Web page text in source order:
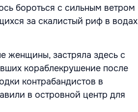
бороться с сильным ветром
за скалистый риф в водах
женщины, застряла здесь с
кораблекрушение после
контрабандистов в
в островной центр для